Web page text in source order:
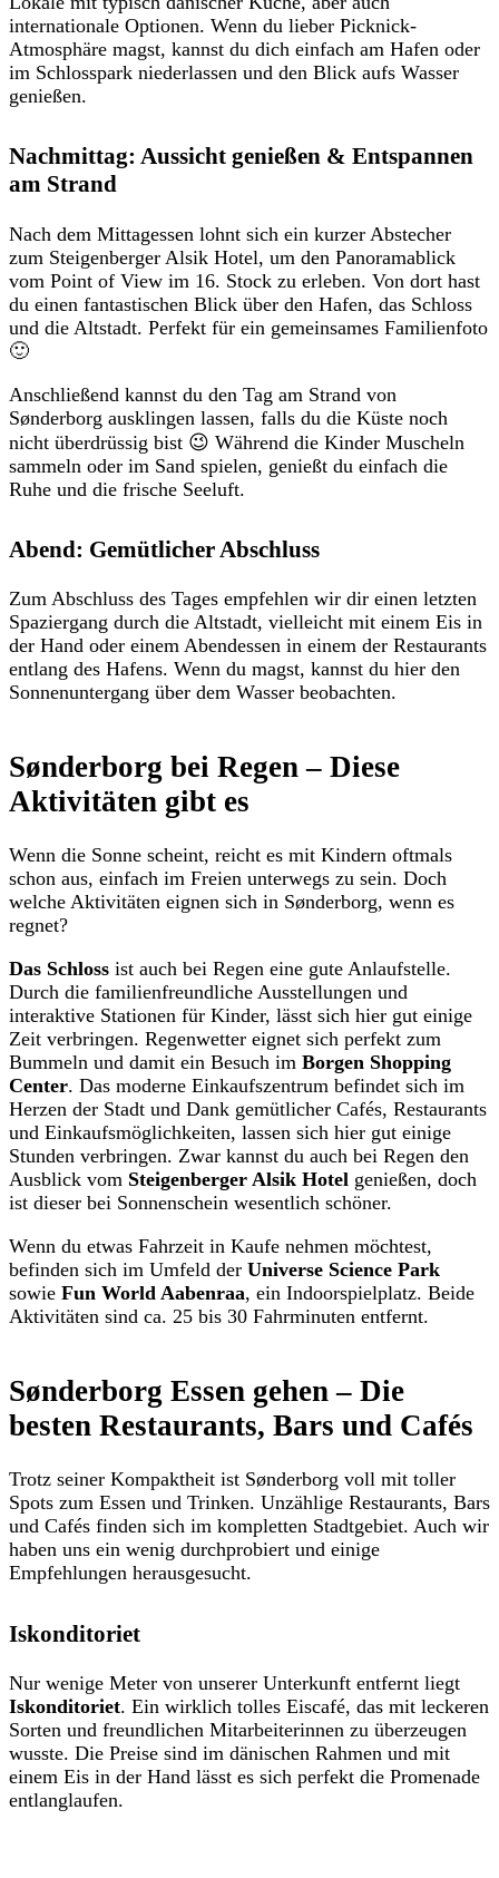
internationale Optionen. Wenn du lieber Picknick-
Atmosphäre magst, kannst du dich einfach am Hafen oder
im Schlosspark niederlassen und den Blick aufs Wasser
genießen.
Nachmittag: Aussicht genießen & Entspannen
am Strand
Nach dem Mittagessen lohnt sich ein kurzer Abstecher
zum Steigenberger Alsik Hotel, um den Panoramablick
vom Point of View im 16. Stock zu erleben. Von dort hast
du einen fantastischen Blick über den Hafen, das Schloss
und die Altstadt. Perfekt für ein gemeinsames Familienfoto
🙂
Anschließend kannst du den Tag am Strand von
Sønderborg ausklingen lassen, falls du die Küste noch
nicht überdrüssig bist 😉 Während die Kinder Muscheln
sammeln oder im Sand spielen, genießt du einfach die
Ruhe und die frische Seeluft.
Abend: Gemütlicher Abschluss
Zum Abschluss des Tages empfehlen wir dir einen letzten
Spaziergang durch die Altstadt, vielleicht mit einem Eis in
der Hand oder einem Abendessen in einem der Restaurants
entlang des Hafens. Wenn du magst, kannst du hier den
Sonnenuntergang über dem Wasser beobachten.
Sønderborg bei Regen – Diese
Aktivitäten gibt es
Wenn die Sonne scheint, reicht es mit Kindern oftmals
schon aus, einfach im Freien unterwegs zu sein. Doch
welche Aktivitäten eignen sich in Sønderborg, wenn es
regnet?
Das Schloss ist auch bei Regen eine gute Anlaufstelle.
Durch die familienfreundliche Ausstellungen und
interaktive Stationen für Kinder, lässt sich hier gut einige
Zeit verbringen. Regenwetter eignet sich perfekt zum
Bummeln und damit ein Besuch im Borgen Shopping
Center. Das moderne Einkaufszentrum befindet sich im
Herzen der Stadt und Dank gemütlicher Cafés, Restaurants
und Einkaufsmöglichkeiten, lassen sich hier gut einige
Stunden verbringen. Zwar kannst du auch bei Regen den
Ausblick vom Steigenberger Alsik Hotel genießen, doch
ist dieser bei Sonnenschein wesentlich schöner.
Wenn du etwas Fahrzeit in Kaufe nehmen möchtest,
befinden sich im Umfeld der Universe Science Park
sowie Fun World Aabenraa, ein Indoorspielplatz. Beide
Aktivitäten sind ca. 25 bis 30 Fahrminuten entfernt.
Sønderborg Essen gehen – Die
besten Restaurants, Bars und Cafés
Trotz seiner Kompaktheit ist Sønderborg voll mit toller
Spots zum Essen und Trinken. Unzählige Restaurants, Bars
und Cafés finden sich im kompletten Stadtgebiet. Auch wir
haben uns ein wenig durchprobiert und einige
Empfehlungen herausgesucht.
Iskonditoriet
Nur wenige Meter von unserer Unterkunft entfernt liegt
Iskonditoriet. Ein wirklich tolles Eiscafé, das mit leckeren
Sorten und freundlichen Mitarbeiterinnen zu überzeugen
wusste. Die Preise sind im dänischen Rahmen und mit
einem Eis in der Hand lässt es sich perfekt die Promenade
entlanglaufen.